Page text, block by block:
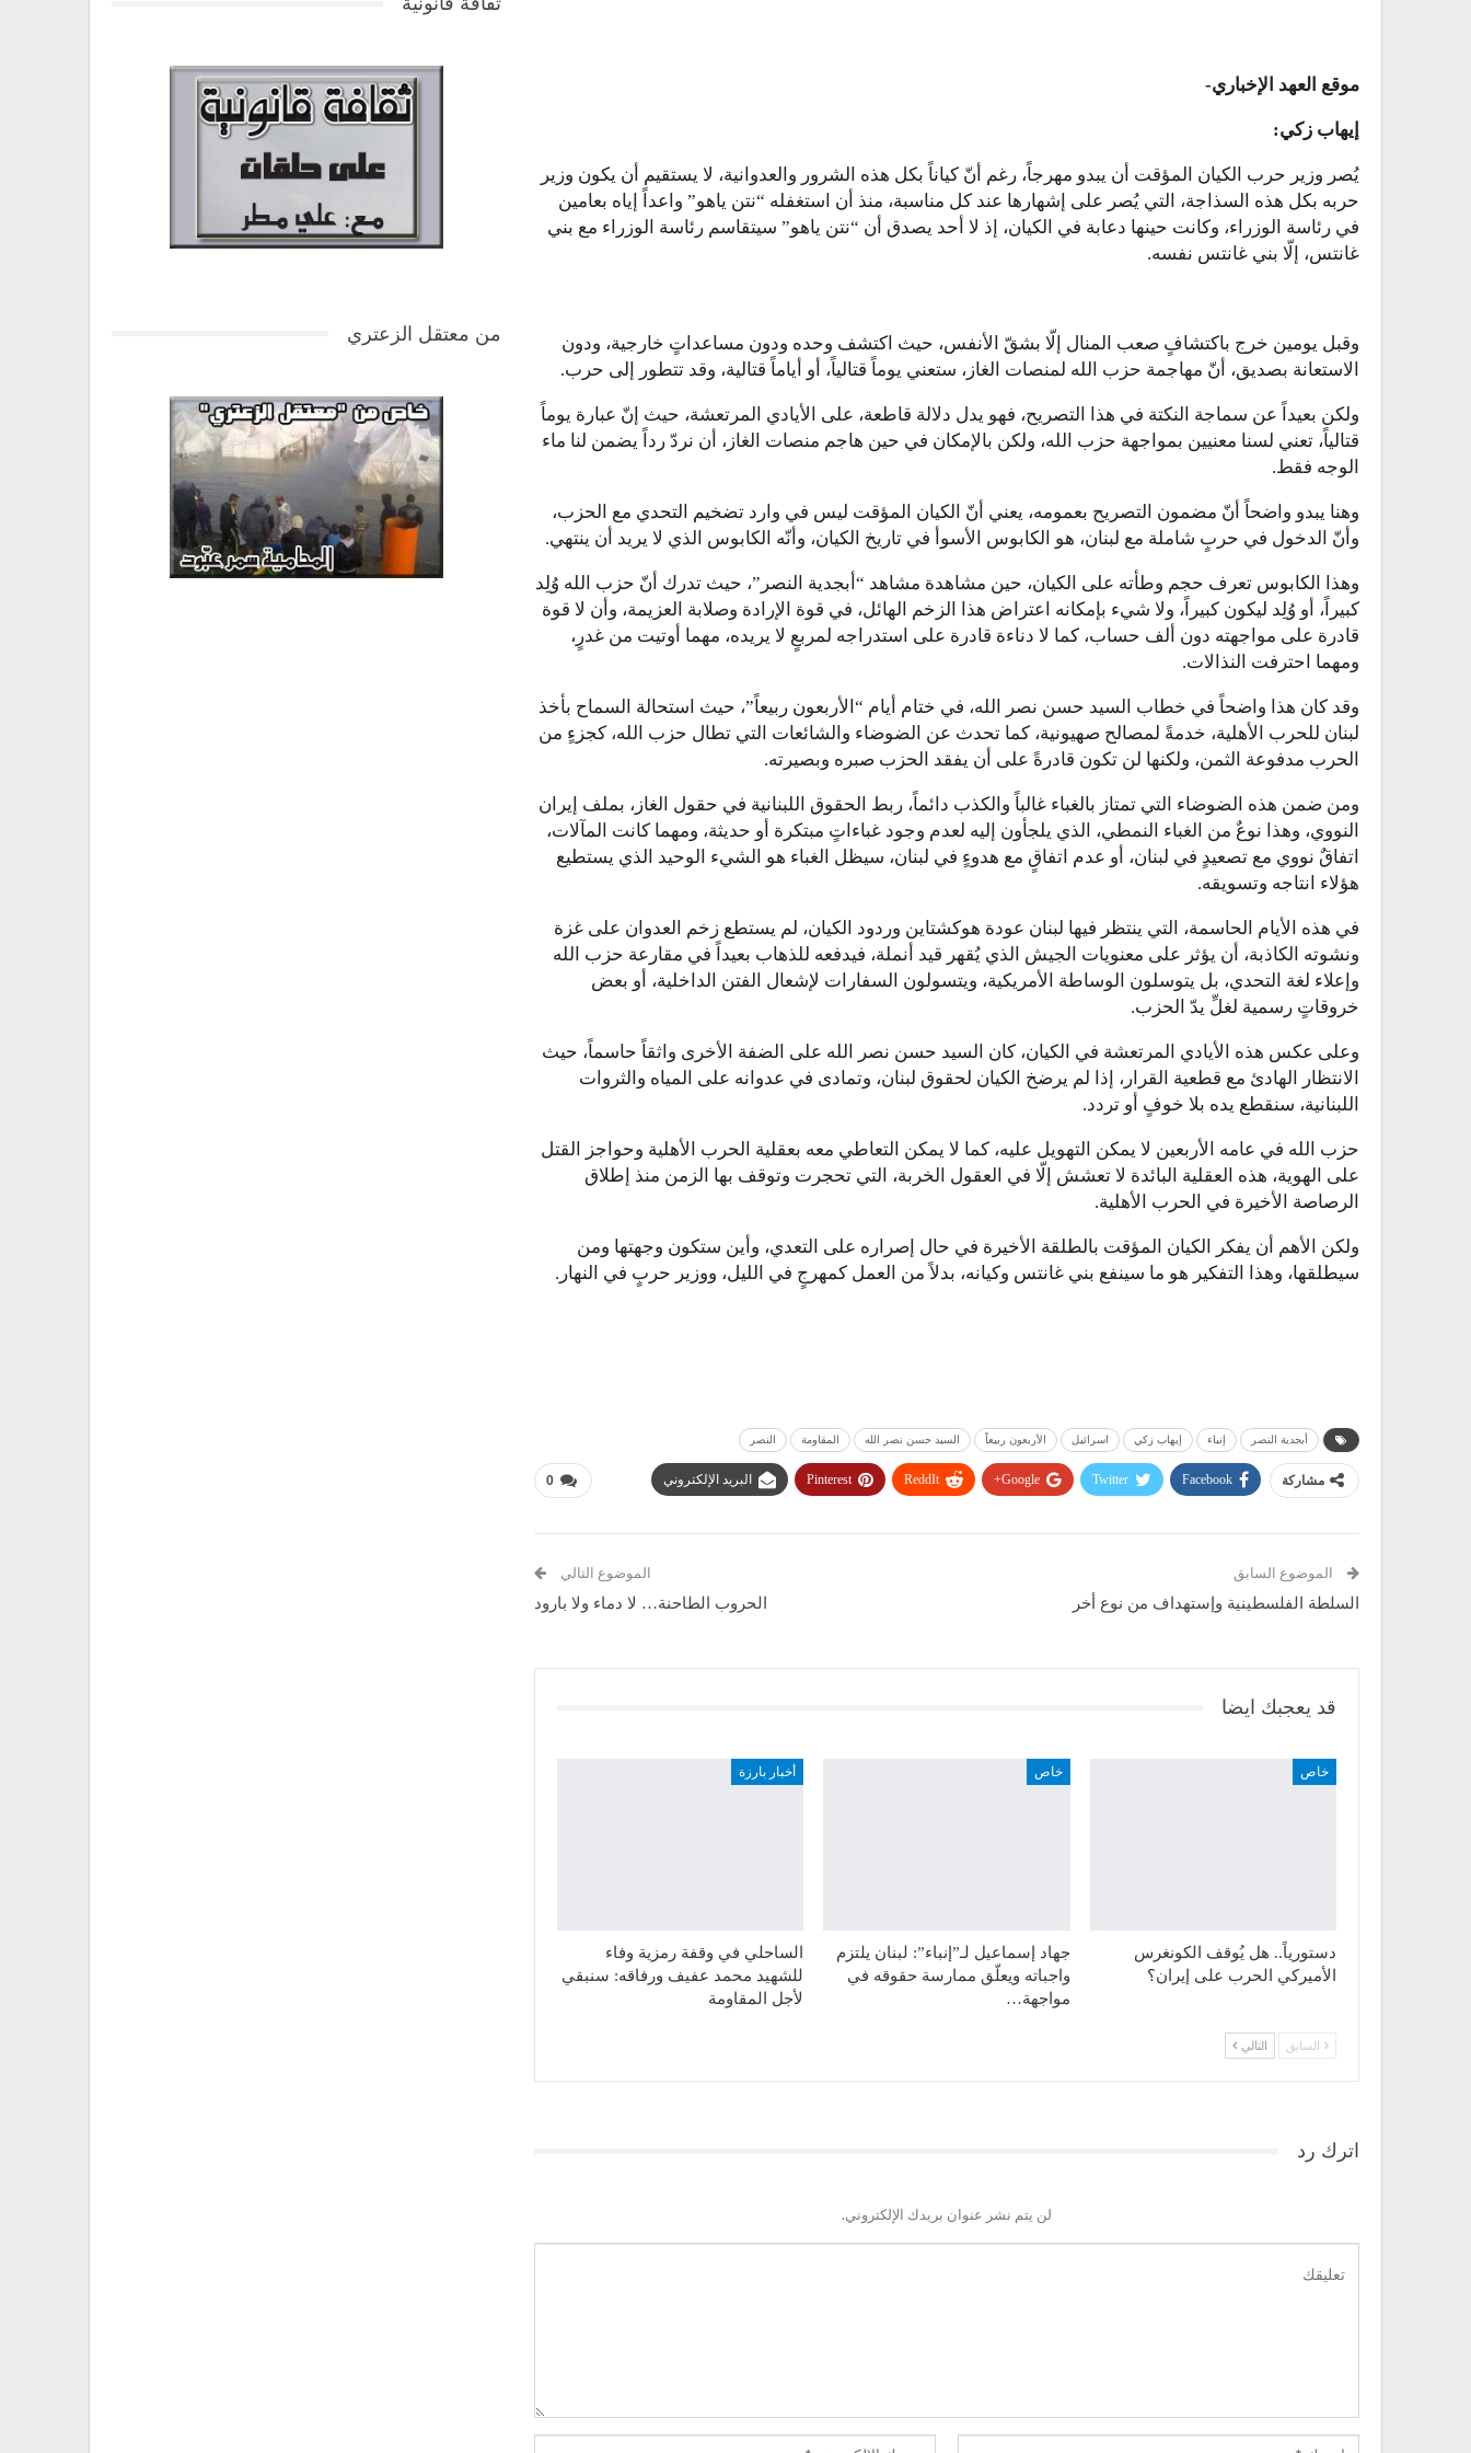
موقع العهد الإخباري-
إيهاب زكي:
يُصر وزير حرب الكيان المؤقت أن يبدو مهرجاً، رغم أنّ كياناً بكل هذه الشرور والعدوانية، لا يستقيم أن يكون وزير
حربه بكل هذه السذاجة، التي يُصر على إشهارها عند كل مناسبة، منذ أن استغفله “نتن ياهو” واعداً إياه بعامين
في رئاسة الوزراء، وكانت حينها دعابة في الكيان، إذ لا أحد يصدق أن “نتن ياهو” سيتقاسم رئاسة الوزراء مع بني
غانتس، إلّا بني غانتس نفسه.
وقبل يومين خرج باكتشافٍ صعب المنال إلّا بشقّ الأنفس، حيث اكتشف وحده ودون مساعداتٍ خارجية، ودون
الاستعانة بصديق، أنّ مهاجمة حزب الله لمنصات الغاز، ستعني يوماً قتالياً، أو أياماً قتالية، وقد تتطور إلى حرب.
ولكن بعيداً عن سماجة النكتة في هذا التصريح، فهو يدل دلالة قاطعة، على الأيادي المرتعشة، حيث إنّ عبارة يوماً
قتالياً، تعني لسنا معنيين بمواجهة حزب الله، ولكن بالإمكان في حين هاجم منصات الغاز، أن نردّ رداً يضمن لنا ماء
الوجه فقط.
وهنا يبدو واضحاً أنّ مضمون التصريح بعمومه، يعني أنّ الكيان المؤقت ليس في وارد تضخيم التحدي مع الحزب،
وأنّ الدخول في حربٍ شاملة مع لبنان، هو الكابوس الأسوأ في تاريخ الكيان، وأنّه الكابوس الذي لا يريد أن ينتهي.
وهذا الكابوس تعرف حجم وطأته على الكيان، حين مشاهدة مشاهد “أبجدية النصر”، حيث تدرك أنّ حزب الله وُلِد
كبيراً، أو وُلِد ليكون كبيراً، ولا شيء بإمكانه اعتراض هذا الزخم الهائل، في قوة الإرادة وصلابة العزيمة، وأن لا قوة
قادرة على مواجهته دون ألف حساب، كما لا دناءة قادرة على استدراجه لمربعٍ لا يريده، مهما أوتيت من غدرٍ،
ومهما احترفت النذالات.
وقد كان هذا واضحاً في خطاب السيد حسن نصر الله، في ختام أيام “الأربعون ربيعاً”، حيث استحالة السماح بأخذ
لبنان للحرب الأهلية، خدمةً لمصالح صهيونية، كما تحدث عن الضوضاء والشائعات التي تطال حزب الله، كجزءٍ من
الحرب مدفوعة الثمن، ولكنها لن تكون قادرةً على أن يفقد الحزب صبره وبصيرته.
ومن ضمن هذه الضوضاء التي تمتاز بالغباء غالباً والكذب دائماً، ربط الحقوق اللبنانية في حقول الغاز، بملف إيران
النووي، وهذا نوعٌ من الغباء النمطي، الذي يلجأون إليه لعدم وجود غباءاتٍ مبتكرة أو حديثة، ومهما كانت المآلات،
اتفاقٌ نووي مع تصعيدٍ في لبنان، أو عدم اتفاقٍ مع هدوءٍ في لبنان، سيظل الغباء هو الشيء الوحيد الذي يستطيع
هؤلاء انتاجه وتسويقه.
في هذه الأيام الحاسمة، التي ينتظر فيها لبنان عودة هوكشتاين وردود الكيان، لم يستطع زخم العدوان على غزة
ونشوته الكاذبة، أن يؤثر على معنويات الجيش الذي يُقهر قيد أنملة، فيدفعه للذهاب بعيداً في مقارعة حزب الله
وإعلاء لغة التحدي، بل يتوسلون الوساطة الأمريكية، ويتسولون السفارات لإشعال الفتن الداخلية، أو بعض
خروقاتٍ رسمية لغلِّ يدّ الحزب.
وعلى عكس هذه الأيادي المرتعشة في الكيان، كان السيد حسن نصر الله على الضفة الأخرى واثقاً حاسماً، حيث
الانتظار الهادئ مع قطعية القرار، إذا لم يرضخ الكيان لحقوق لبنان، وتمادى في عدوانه على المياه والثروات
اللبنانية، سنقطع يده بلا خوفٍ أو تردد.
حزب الله في عامه الأربعين لا يمكن التهويل عليه، كما لا يمكن التعاطي معه بعقلية الحرب الأهلية وحواجز القتل
على الهوية، هذه العقلية البائدة لا تعشش إلّا في العقول الخربة، التي تحجرت وتوقف بها الزمن منذ إطلاق
الرصاصة الأخيرة في الحرب الأهلية.
ولكن الأهم أن يفكر الكيان المؤقت بالطلقة الأخيرة في حال إصراره على التعدي، وأين ستكون وجهتها ومن
سيطلقها، وهذا التفكير هو ما سينفع بني غانتس وكيانه، بدلاً من العمل كمهرجٍ في الليل، ووزير حربٍ في النهار.
أبجدية النصر إنباء إيهاب زكي اسرائيل الأربعون ربيعاً السيد حسن نصر الله المقاومة النصر
0 مشاركة Facebook
Twitter
Google+
ReddIt
Pinterest البريد الإلكتروني
الموضوع السابق
السلطة الفلسطينية وإستهداف من نوع أخر
الموضوع التالي
الحروب الطاحنة… لا دماء ولا بارود
قد يعجبك ايضا
خاص
دستورياً.. هل يُوقف الكونغرس
الأميركي الحرب على إيران؟
خاص
جهاد إسماعيل لـ”إنباء”: لبنان يلتزم
واجباته ويعلّق ممارسة حقوقه في
مواجهة…
أخبار بارزة
الساحلي في وقفة رمزية وفاء
للشهيد محمد عفيف ورفاقه: سنبقي
لأجل المقاومة
السابق التالي
اترك رد
لن يتم نشر عنوان بريدك الإلكتروني.
من معتقل الزعتري